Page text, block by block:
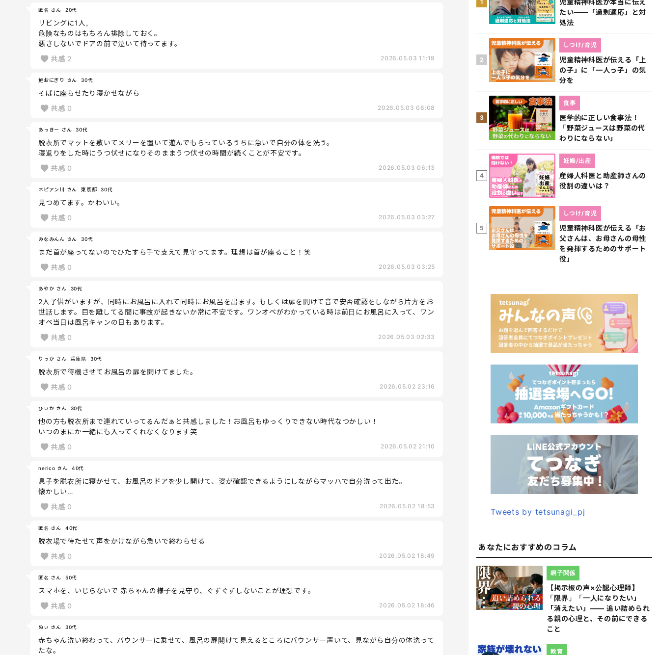
匿名 さん 20代
リビングに1人。
危険なものはもちろん排除しておく。
悪さしないでドアの前で泣いて待ってます。
共感 2 2026.05.03 11:19
鮭おにぎり さん 30代
そばに座らせたり寝かせながら
共感 0 2026.05.03 08:08
あっきー さん 30代
脱衣所でマットを敷いてメリーを置いて遊んでもらっているうちに急いで自分の体を洗う。
寝返りをした時にうつ伏せになりそのままうつ伏せの時間が続くことが不安です。
共感 0 2026.05.03 06:13
ネピアン川 さん 東京都 30代
見つめてます。かわいい。
共感 0 2026.05.03 03:27
みなみんん さん 30代
まだ首が座ってないのでひたすら手で支えて見守ってます。理想は首が座ること！笑
共感 0 2026.05.03 03:25
あやか さん 30代
2人子供がいますが、同時にお風呂に入れて同時にお風呂を出ます。もしくは扉を開けて音で安否確認をしながら片方をお
世話します。目を離してる間に事故が起きないか常に不安です。ワンオペがわかっている時は前日にお風呂に入って、ワン
オペ当日は風呂キャンの日もあります。
共感 0 2026.05.03 02:33
りっか さん 兵庫県 30代
脱衣所で待機させてお風呂の扉を開けてました。
共感 0 2026.05.02 23:16
ひぃか さん 30代
他の方も脱衣所まで連れていってるんだぁと共感しました！お風呂もゆっくりできない時代なつかしい！
いつのまにか一緒にも入ってくれなくなります笑
共感 0 2026.05.02 21:10
nerico さん 40代
息子を脱衣所に寝かせて、お風呂のドアを少し開けて、姿が確認できるようにしながらマッハで自分洗って出た。
懐かしい…
共感 0 2026.05.02 18:53
匿名 さん 40代
脱衣場で待たせて声をかけながら急いで終わらせる
共感 0 2026.05.02 18:49
匿名 さん 50代
スマホを、いじらないで 赤ちゃんの様子を見守り、ぐずぐずしないことが理想です。
共感 0 2026.05.02 18:46
ぬぃ さん 30代
赤ちゃん洗い終わって、バウンサーに乗せて、風呂の扉開けて見えるところにバウンサー置いて、見ながら自分の体洗って
たな。
1
児童精神科医が本当に伝え
たい――「過剰適応」と対
処法
2
児童精神科医が伝える「上
の子」に「一人っ子」の気
分を
しつけ/育児
3
医学的に正しい食事法！
「野菜ジュースは野菜の代
わりにならない」
食事
4
産婦人科医と助産師さんの
役割の違いは？
妊娠/出産
5
児童精神科医が伝える「お
父さんは、お母さんの母性
を発揮するためのサポート
役」
しつけ/育児
Tweets by tetsunagi_pj
あなたにおすすめのコラム
【掲示板の声×公認心理師】
「限界」「一人になりたい」
「消えたい」―― 追い詰められ
る親の心理と、その前にできる
こと
親子関係
教育